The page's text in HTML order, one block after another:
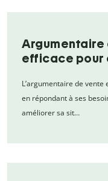
Argumentaire
efficace pour
L’argumentaire de
en répondant à ses
améliorer sa sit…